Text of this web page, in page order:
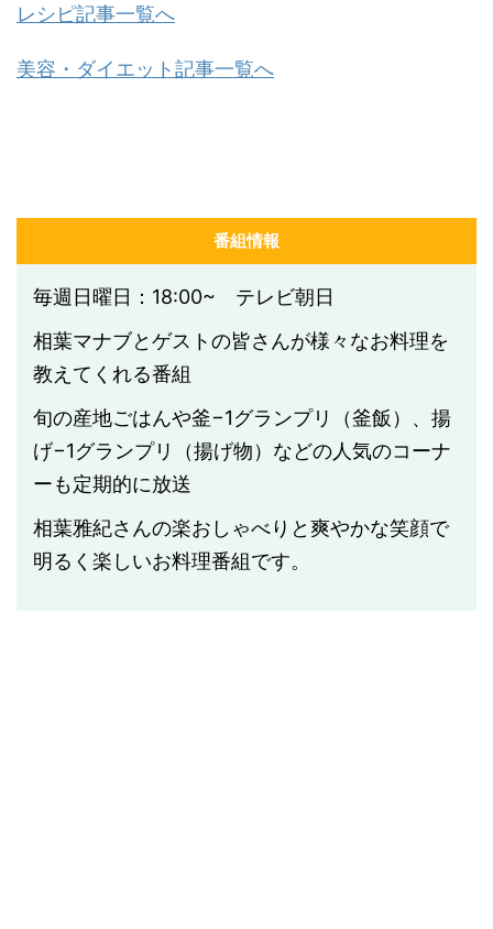
レシピ記事一覧へ
美容・ダイエット記事一覧へ
番組情報
毎週日曜日：18:00~ テレビ朝日
相葉マナブとゲストの皆さんが様々なお料理を
教えてくれる番組
旬の産地ごはんや釜−1グランプリ（釜飯）、揚
げ−1グランプリ（揚げ物）などの人気のコーナ
ーも定期的に放送
相葉雅紀さんの楽おしゃべりと爽やかな笑顔で
明るく楽しいお料理番組です。